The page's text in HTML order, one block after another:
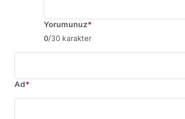
Yorumunuz*
0/30 karakter
Ad*